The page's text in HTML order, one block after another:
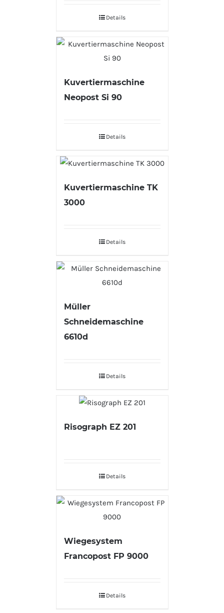
Details
Kuvertiermaschine
Neopost Si 90
Details
Kuvertiermaschine TK
3000
Details
Müller
Schneidemaschine
6610d
Details
Risograph EZ 201
Details
Wiegesystem
Francopost FP 9000
Details